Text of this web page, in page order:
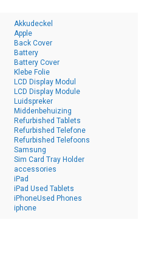
Akkudeckel
Apple
Back Cover
Battery
Battery Cover
Klebe Folie
LCD Display Modul
LCD Display Module
Luidspreker
Middenbehuizing
Refurbished Tablets
Refurbished Telefone
Refurbished Telefoons
Samsung
Sim Card Tray Holder
accessories
iPad
iPad Used Tablets
iPhoneUsed Phones
iphone